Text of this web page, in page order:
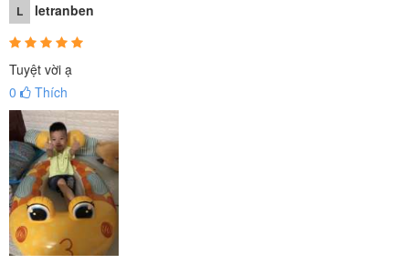
Phao bơi cho bé hình máy bay
L letranben
Tuyệt vời ạ
0
Thích